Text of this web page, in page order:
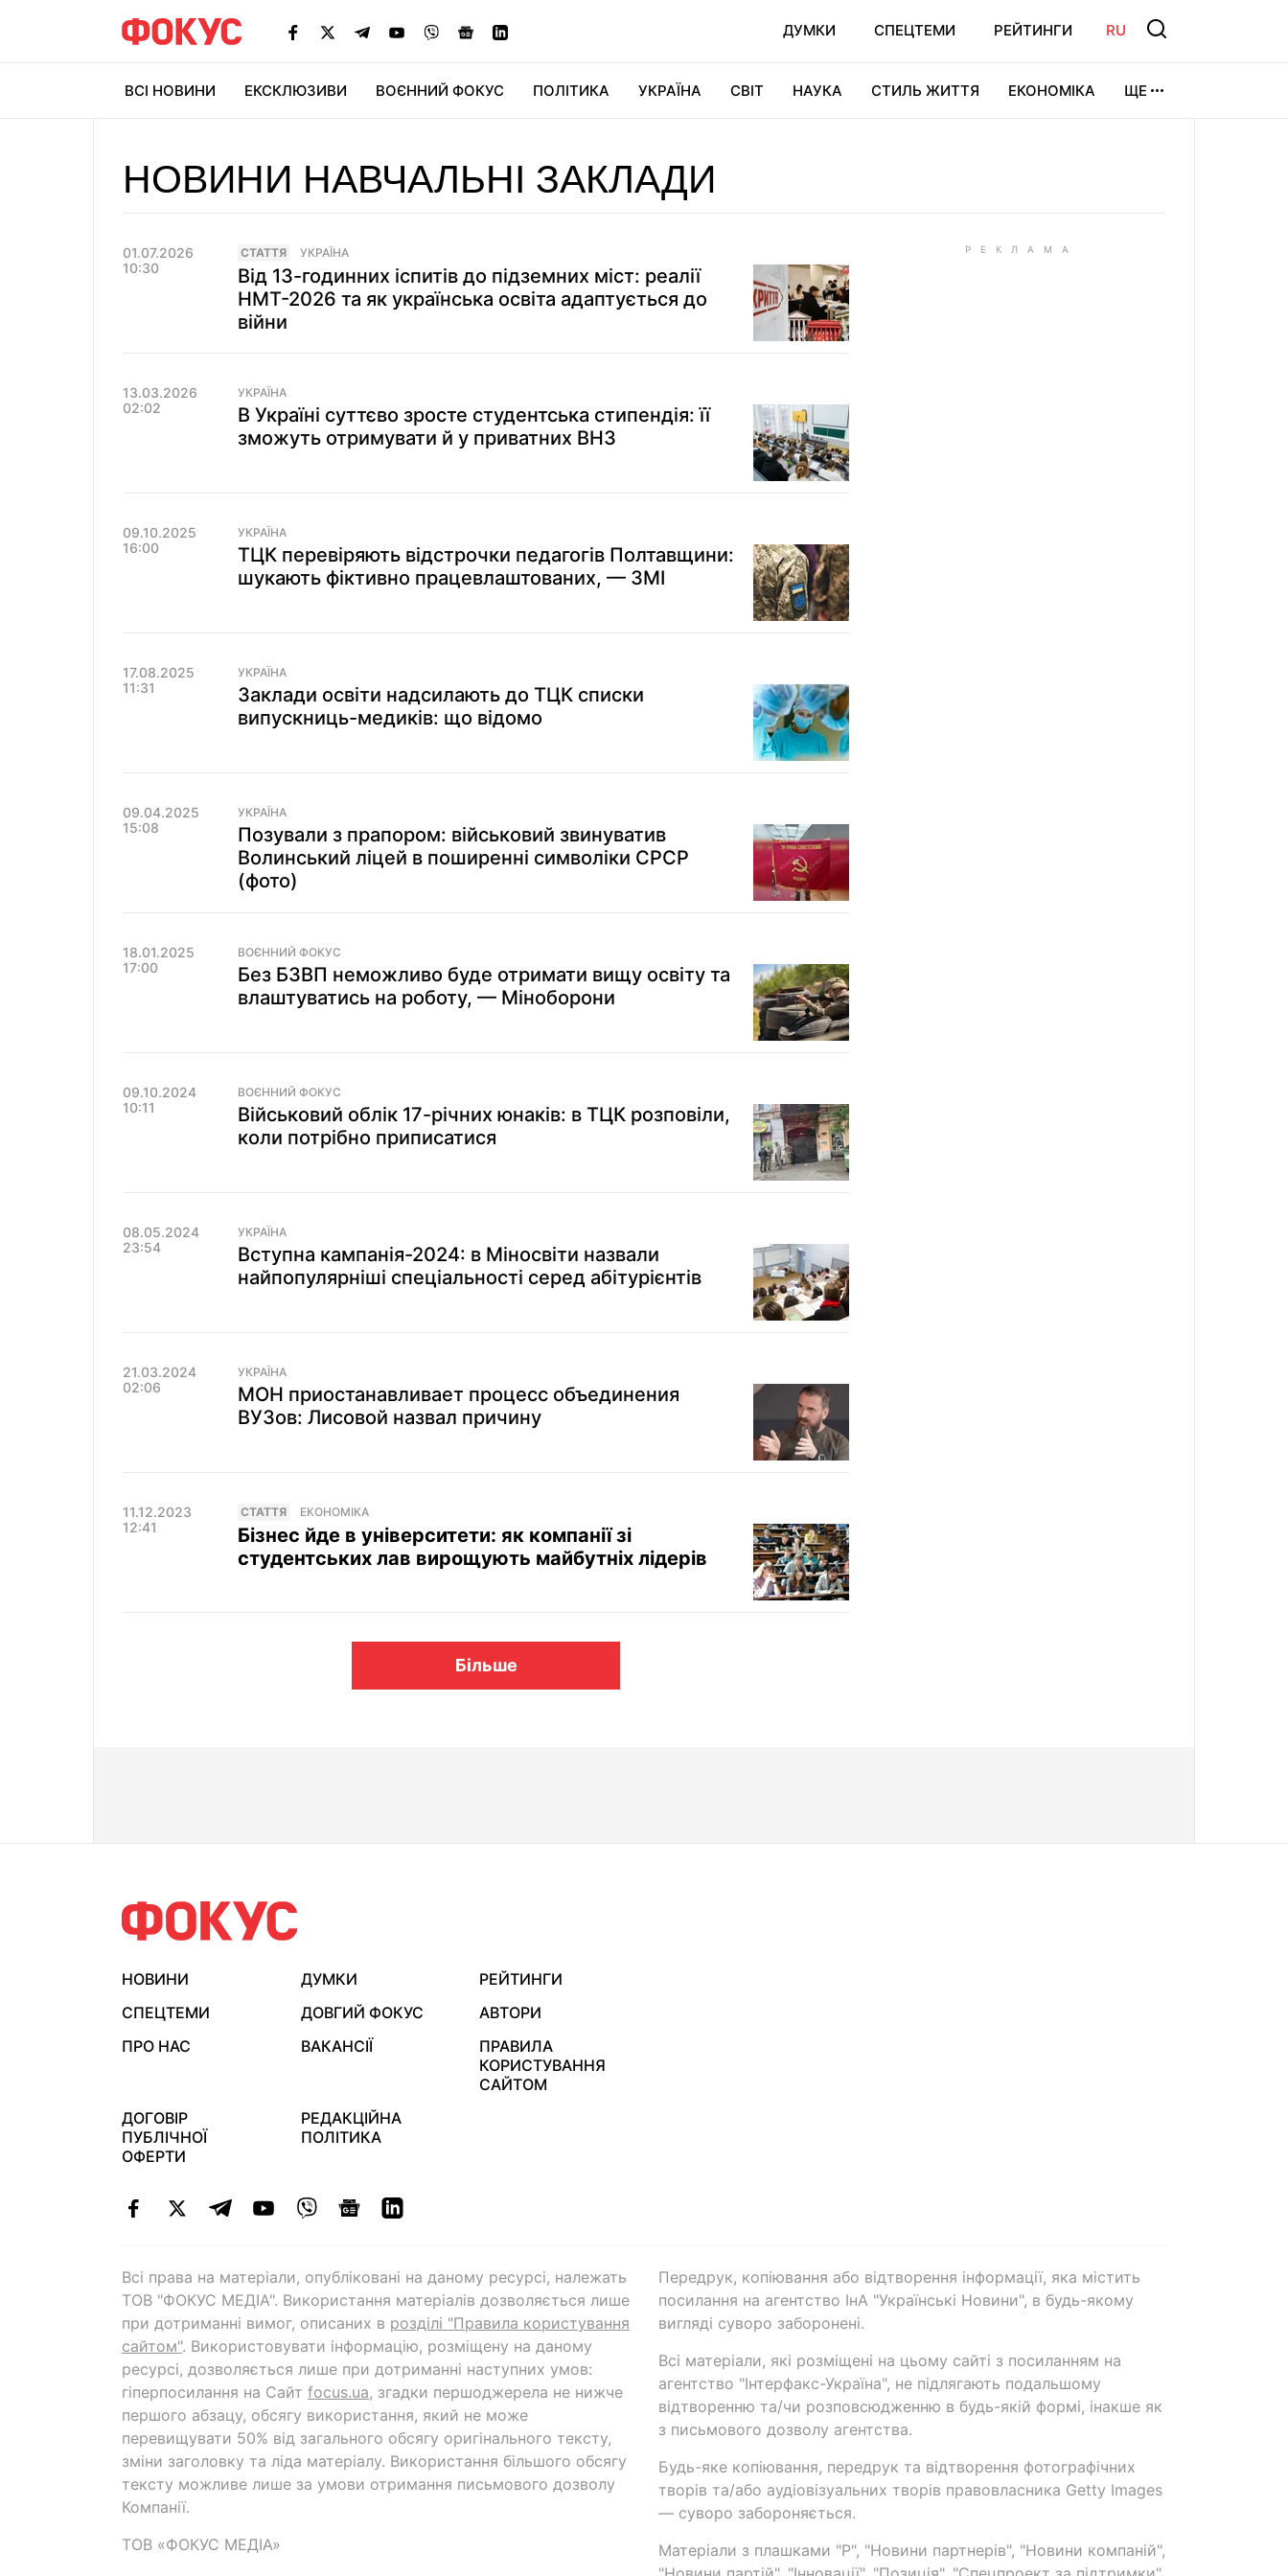
ДУМКИ СПЕЦТЕМИ РЕЙТИНГИ RU
ВСІ НОВИНИ ЕКСКЛЮЗИВИ ВОЄННИЙ ФОКУС ПОЛІТИКА УКРАЇНА СВІТ НАУКА СТИЛЬ ЖИТТЯ ЕКОНОМІКА ЩЕ
НОВИНИ НАВЧАЛЬНІ ЗАКЛАДИ
01.07.2026
10:30
СТАТТЯ УКРАЇНА
Від 13-годинних іспитів до підземних міст: реалії
НМТ-2026 та як українська освіта адаптується до
війни
13.03.2026
02:02
УКРАЇНА
В Україні суттєво зросте студентська стипендія: її
зможуть отримувати й у приватних ВНЗ
09.10.2025
16:00
УКРАЇНА
ТЦК перевіряють відстрочки педагогів Полтавщини:
шукають фіктивно працевлаштованих, — ЗМІ
17.08.2025
11:31
УКРАЇНА
Заклади освіти надсилають до ТЦК списки
випускниць-медиків: що відомо
09.04.2025
15:08
УКРАЇНА
Позували з прапором: військовий звинуватив
Волинський ліцей в поширенні символіки СРСР
(фото)
18.01.2025
17:00
ВОЄННИЙ ФОКУС
Без БЗВП неможливо буде отримати вищу освіту та
влаштуватись на роботу, — Міноборони
09.10.2024
10:11
ВОЄННИЙ ФОКУС
Військовий облік 17-річних юнаків: в ТЦК розповіли,
коли потрібно приписатися
08.05.2024
23:54
УКРАЇНА
Вступна кампанія-2024: в Міносвіти назвали
найпопулярніші спеціальності серед абітурієнтів
21.03.2024
02:06
УКРАЇНА
МОН приостанавливает процесс объединения
ВУЗов: Лисовой назвал причину
11.12.2023
12:41
СТАТТЯ ЕКОНОМІКА
Бізнес йде в університети: як компанії зі
студентських лав вирощують майбутніх лідерів
Більше
НОВИНИ ДУМКИ
РЕЙТИНГИ
СПЕЦТЕМИ
ДОВГИЙ ФОКУС
АВТОРИ
ПРО НАС
ВАКАНСІЇ
ПРАВИЛА
КОРИСТУВАННЯ
САЙТОМ
ДОГОВІР
ПУБЛІЧНОЇ
ОФЕРТИ
РЕДАКЦІЙНА
ПОЛІТИКА
Всі права на матеріали, опубліковані на даному ресурсі, належать
ТОВ "ФОКУС МЕДІА". Використання матеріалів дозволяється лише
при дотриманні вимог, описаних в розділі "Правила користування
сайтом". Використовувати інформацію, розміщену на даному
ресурсі, дозволяється лише при дотриманні наступних умов:
гіперпосилання на Cайт focus.ua, згадки першоджерела не нижче
першого абзацу, обсягу використання, який не може
перевищувати 50% від загального обсягу оригінального тексту,
зміни заголовку та ліда матеріалу. Використання більшого обсягу
тексту можливе лише за умови отримання письмового дозволу
Компанії.
ТОВ «ФОКУС МЕДІА»
Передрук, копіювання або відтворення інформації, яка містить
посилання на агентство ІнА "Українські Новини", в будь-якому
вигляді суворо заборонені.
Всі матеріали, які розміщені на цьому сайті з посиланням на
агентство "Інтерфакс-Україна", не підлягають подальшому
відтворенню та/чи розповсюдженню в будь-якій формі, інакше як
з письмового дозволу агентства.
Будь-яке копіювання, передрук та відтворення фотографічних
творів та/або аудіовізуальних творів правовласника Getty Images
— суворо забороняється.
Матеріали з плашками "Р", "Новини партнерів", "Новини компаній",